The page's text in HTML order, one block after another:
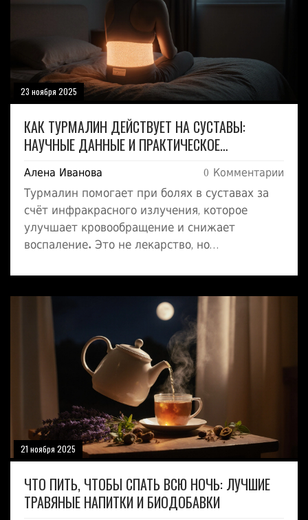
23 ноября 2025
КАК ТУРМАЛИН ДЕЙСТВУЕТ НА СУСТАВЫ:
НАУЧНЫЕ ДАННЫЕ И ПРАКТИЧЕСКОЕ
Алена Иванова 0 Комментарии
Турмалин помогает при болях в суставах за
счёт инфракрасного излучения, которое
улучшает кровообращение и снижает
воспаление. Это не лекарство, но
остеоартрозе. Узнайте, как его правильно
использовать и когда стоит отказаться.
21 ноября 2025
ЧТО ПИТЬ, ЧТОБЫ СПАТЬ ВСЮ НОЧЬ: ЛУЧШИЕ
ТРАВЯНЫЕ НАПИТКИ И БИОДОБАВКИ